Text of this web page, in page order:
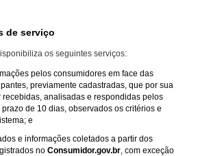
de serviço
os seguintes serviços:
pelos consumidores em face das
previamente cadastradas, que por sua
recebidas, analisadas e respondidas pelos
de 10 dias, observados os critérios e
e
e informações coletados a partir dos
no Consumidor.gov.br , com exceção